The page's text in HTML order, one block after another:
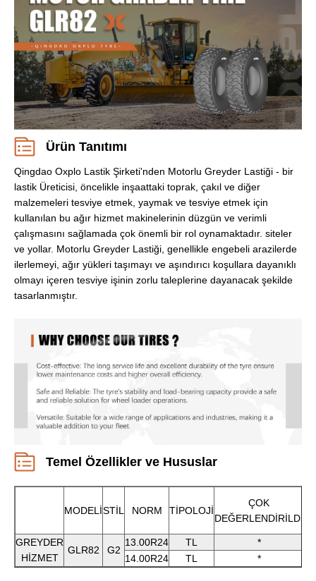
Ürün Tanıtımı
Qingdao Oxplo Lastik Şirketi'nden Motorlu Greyder Lastiği - bir
lastik Üreticisi, öncelikle inşaattaki toprak, çakıl ve diğer
malzemeleri tesviye etmek, yaymak ve tesviye etmek için
kullanılan bu ağır hizmet makinelerinin düzgün ve verimli
çalışmasını sağlamada çok önemli bir rol oynamaktadır. siteler
ve yollar. Motorlu Greyder Lastiği, genellikle engebeli arazilerde
ilerlemeyi, ağır yükleri taşımayı ve aşındırıcı koşullara dayanıklı
olmayı içeren tesviye işinin zorlu taleplerine dayanacak şekilde
tasarlanmıştır.
Temel Özellikler ve Hususlar
MODELİSTİL NORM TİPOLOJİ
ÇOK
DEĞERLENDİRİLDİ
GREYDER
HİZMET
GLR82 G2
13.00R24 TL
*
14.00R24
TL *